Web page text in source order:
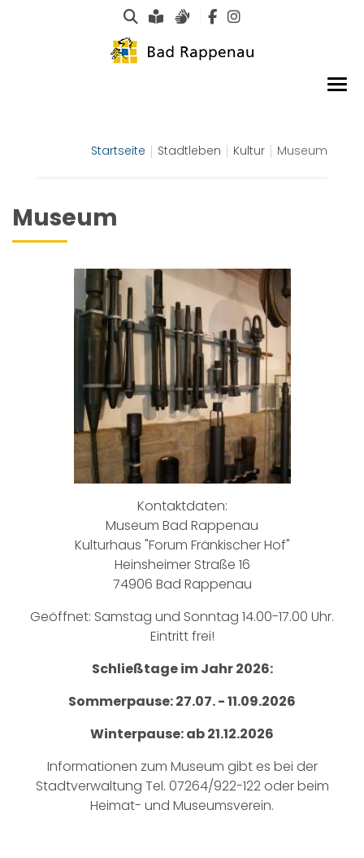
Suche
Leichte Sprache
Gebärdensprachen
Startseite Stadtleben Kultur Museum
Museum
Kontaktdaten:
Museum Bad Rappenau
Kulturhaus "Forum Fränkischer Hof"
Heinsheimer Straße 16
74906 Bad Rappenau
Geöffnet: Samstag und Sonntag 14.00-17.00 Uhr.
Eintritt frei!
Schließtage im Jahr 2026:
Sommerpause: 27.07. - 11.09.2026
Winterpause: ab 21.12.2026
Informationen zum Museum gibt es bei der
Stadtverwaltung Tel. 07264/922-122 oder beim
Heimat- und Museumsverein.